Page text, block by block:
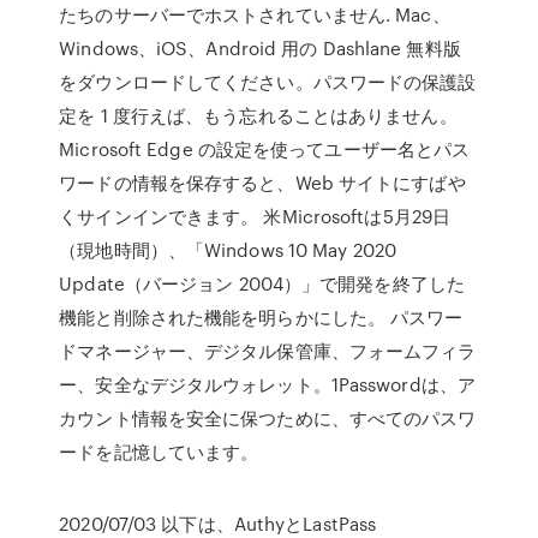
たちのサーバーでホストされていません. Mac、
Windows、iOS、Android 用の Dashlane 無料版
をダウンロードしてください。パスワードの保護設
定を 1 度行えば、もう忘れることはありません。
Microsoft Edge の設定を使ってユーザー名とパス
ワードの情報を保存すると、Web サイトにすばや
くサインインできます。 米Microsoftは5月29日
（現地時間）、「Windows 10 May 2020
Update（バージョン 2004）」で開発を終了した
機能と削除された機能を明らかにした。 パスワー
ドマネージャー、デジタル保管庫、フォームフィラ
ー、安全なデジタルウォレット。1Passwordは、ア
カウント情報を安全に保つために、すべてのパスワ
ードを記憶しています。
2020/07/03 以下は、AuthyとLastPass